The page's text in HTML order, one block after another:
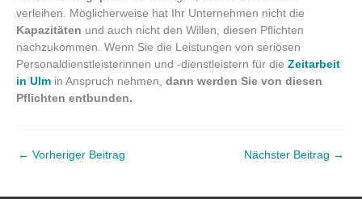
verleihen. Möglicherweise hat Ihr Unternehmen nicht die
Kapazitäten und auch nicht den Willen, diesen Pflichten
nachzukommen. Wenn Sie die Leistungen von seriösen
Personaldienstleisterinnen und -dienstleistern für die Zeitarbeit
in Ulm in Anspruch nehmen, dann werden Sie von diesen
Pflichten entbunden.
← Vorheriger Beitrag Nächster Beitrag →